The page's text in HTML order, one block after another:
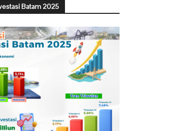
Batam 2025